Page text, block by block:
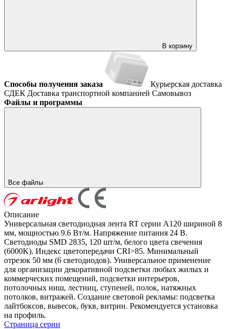
В корзину
Способы получения заказа
Курьерская доставка
СДЕК Доставка транспортной компанией Самовывоз
Файлы и программы
Все файлы
Описание
Универсальная светодиодная лента RT серии A120 шириной 8
мм, мощностью 9.6 Вт/м. Напряжение питания 24 В.
Светодиоды SMD 2835, 120 шт/м, белого цвета свечения
(6000K). Индекс цветопередачи CRI>85. Минимальный
отрезок 50 мм (6 светодиодов). Универсальное применение
для организации декоративной подсветки любых жилых и
коммерческих помещений, подсветки интерьеров,
потолочных ниш, лестниц, ступеней, полок, натяжных
потолков, витражей. Создание световой рекламы: подсветка
лайтбоксов, вывесок, букв, витрин. Рекомендуется установка
на профиль.
Страница серии